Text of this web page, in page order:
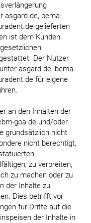
asgard.de, bema-
gelieferten
ist dem Kunden
Der Nutzer
asgard.de, bema-
für eigene
an den Inhalten der
goä.de und/oder
grundsätzlich nicht
nicht berechtigt,
zu verbreiten,
zu machen oder zu
der Inhalte zu
Dies betrifft vor
für Dritte auf die
der Inhalte in